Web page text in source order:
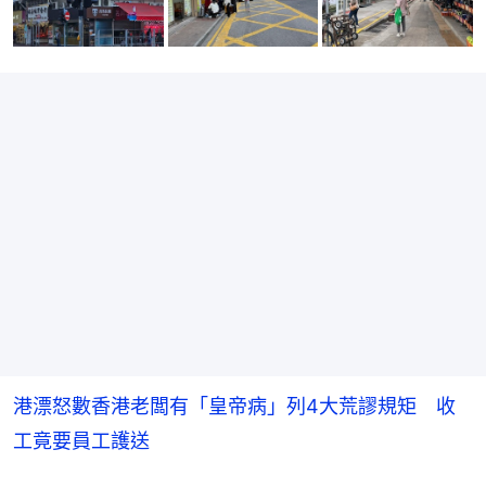
港漂怒數香港老闆有「皇帝病」列4大荒謬規矩 收
工竟要員工護送